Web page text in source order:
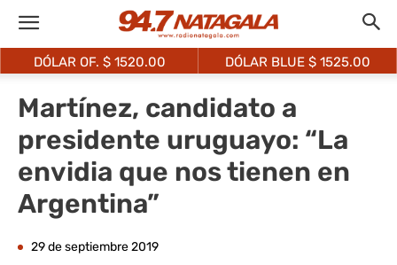
DÓLAR OF. $ 1520.00 DÓLAR BLUE $ 1525.00
Martínez, candidato a
presidente uruguayo: “La
envidia que nos tienen en
Argentina”
29 de septiembre 2019